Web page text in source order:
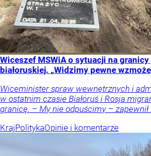
Wiceszef MSWiA o sytuacji na
białoruskiej. „Widzimy pewne
Wiceminister spraw wewnętrznych i
w ostatnim czasie Białoruś i Rosja
granicę. – My nie odpuścimy – zapewnił
KrajPolitykaOpinie i komentarze